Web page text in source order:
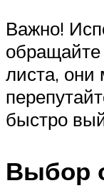
Важно!
листа, они
быстро
Выбор